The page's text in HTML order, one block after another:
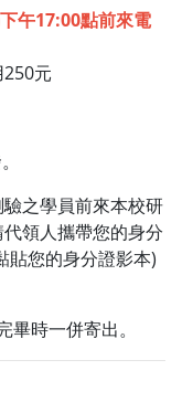
午17:00點前來電
元
之學員前來本校研
領人攜帶您的身分
貼您的身分證影本)
時一併寄出。